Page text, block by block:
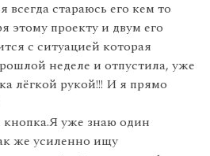
стараюсь его кем то
этому проекту и двум его
с ситуацией которая
неделе и отпустила, уже
лёгкой рукой!!! И я прямо
уже знаю один
же усиленно ищу